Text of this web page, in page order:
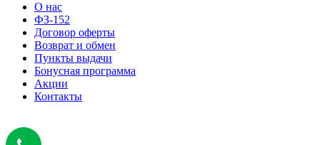
О нас
ФЗ-152
Договор оферты
Возврат и обмен
Пункты выдачи
Бонусная программа
Акции
Контакты